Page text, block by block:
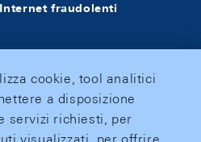
fraudolenti
cookie, tool analitici
a disposizione
servizi richiesti, per